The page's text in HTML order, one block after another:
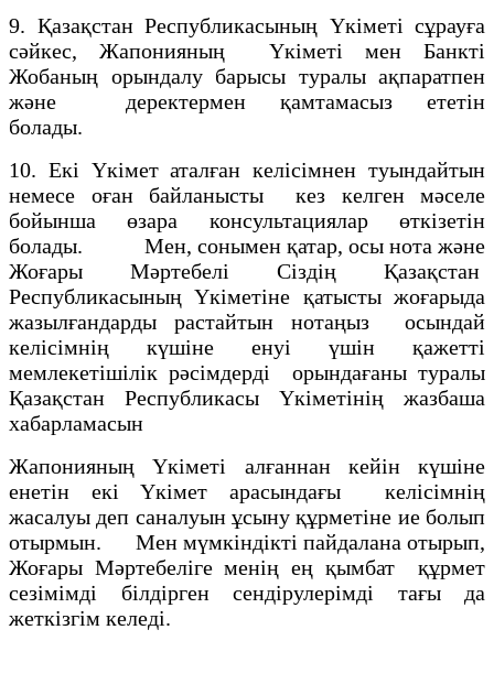
9. Қазақстан Республикасының Үкiметi сұрауға
сәйкес, Жапонияның Үкiметi мен Банктi
Жобаның орындалу барысы туралы ақпаратпен
және деректермен қамтамасыз ететiн
болады.
10. Екi Үкiмет аталған келiсiмнен туындайтын
немесе оған байланысты кез келген мәселе
бойынша өзара консультациялар өткiзетiн
болады. Мен, сонымен қатар, осы нота және
Жоғары Мәртебелi Сiздiң Қазақстан
Республикасының Үкiметiне қатысты жоғарыда
жазылғандарды растайтын нотаңыз осындай
келiсiмнiң күшiне енуi үшiн қажеттi
мемлекетiшiлiк рәсiмдердi орындағаны туралы
Қазақстан Республикасы Үкiметiнiң жазбаша
хабарламасын
Жапонияның Үкiметi алғаннан кейiн күшiне
енетiн екi Yкiмет арасындағы келiсiмнiң
жасалуы деп саналуын ұсыну құрметiне ие болып
отырмын. Мен мүмкiндiктi пайдалана отырып,
Жоғары Мәртебелiге менiң ең қымбат құрмет
сезiмiмдi бiлдiрген сендiрулерiмдi тағы да
жеткiзгiм келедi.